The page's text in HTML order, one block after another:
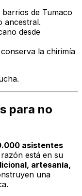
de Tumaco
ancestral.
desde
la chirimía
para no
asistentes
está en su
artesanía,
una